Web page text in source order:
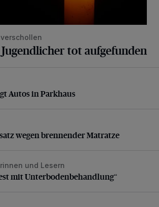
tot aufgefunden
Autos in Parkhaus
Autos in Parkhaus
wegen brennender Matratze
wegen brennender Matratze
mit Unterbodenbehandlung“
und Lesern
mit Unterbodenbehandlung“